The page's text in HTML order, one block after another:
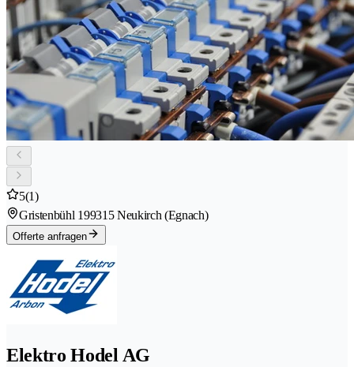
5(1)
Gristenbühl 199315 Neukirch (Egnach)
Offerte anfragen
Elektro Hodel AG